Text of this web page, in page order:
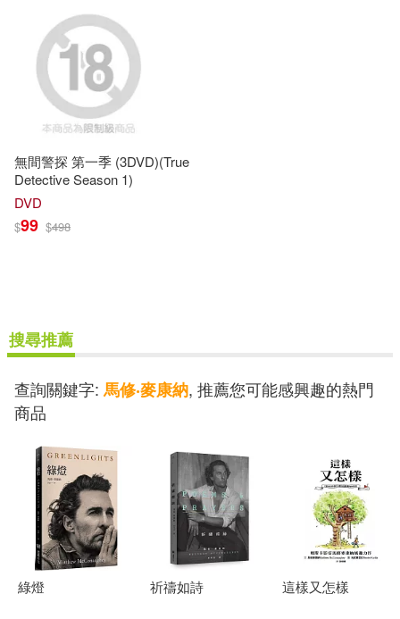
無間警探 第一季 (3DVD)(True
Detective Season 1)
DVD
$99 $498
搜尋推薦
查詢關鍵字: 馬修‧麥康納, 推薦您可能感興趣的熱門
商品
綠燈 祈禱如詩 這樣又怎樣